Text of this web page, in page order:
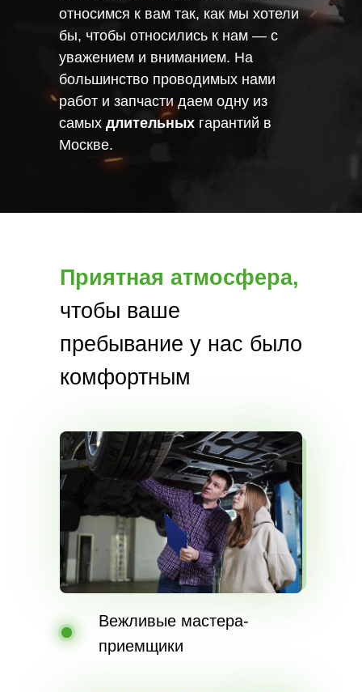
относимся к вам так, как мы хотели
бы, чтобы относились к нам — с
уважением и вниманием. На
большинство проводимых нами
работ и запчасти даем одну из
самых длительных гарантий в
Москве.
Приятная атмосфера,
чтобы ваше
пребывание у нас было
комфортным
Вежливые мастера-
приемщики